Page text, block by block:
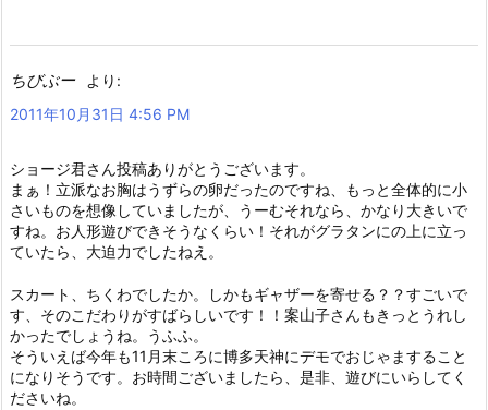
ちびぶー
より:
2011年10月31日 4:56 PM
ショージ君さん投稿ありがとうございます。
まぁ！立派なお胸はうずらの卵だったのですね、もっと全体的に小
さいものを想像していましたが、うーむそれなら、かなり大きいで
すね。お人形遊びできそうなくらい！それがグラタンにの上に立っ
ていたら、大迫力でしたねえ。
スカート、ちくわでしたか。しかもギャザーを寄せる？？すごいで
す、そのこだわりがすばらしいです！！案山子さんもきっとうれし
かったでしょうね。うふふ。
そういえば今年も11月末ころに博多天神にデモでおじゃますること
になりそうです。お時間ございましたら、是非、遊びにいらしてく
ださいね。